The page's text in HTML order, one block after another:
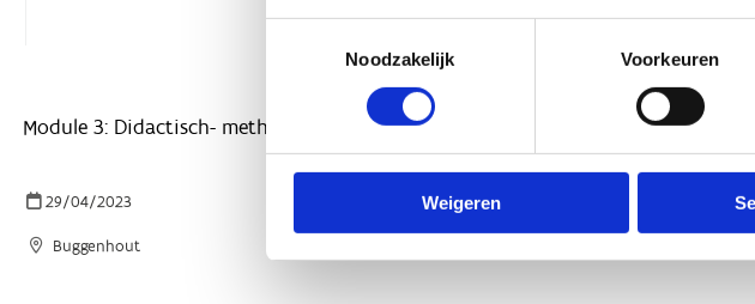
Noodzakelijk
Voorkeuren
Weigeren